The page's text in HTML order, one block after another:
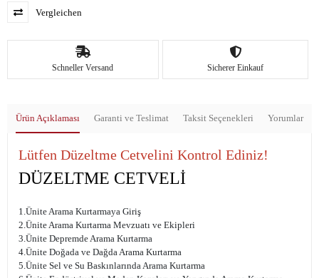
Vergleichen
Schneller Versand Sicherer Einkauf
Ürün Açıklaması Garanti ve Teslimat Taksit Seçenekleri Yorumlar
Lütfen Düzeltme Cetvelini Kontrol Ediniz!
DÜZELTME CETVELİ
1.Ünite Arama Kurtarmaya Giriş
2.Ünite Arama Kurtarma Mevzuatı ve Ekipleri
3.Ünite Depremde Arama Kurtarma
4.Ünite Doğada ve Dağda Arama Kurtarma
5.Ünite Sel ve Su Baskınlarında Arama Kurtarma